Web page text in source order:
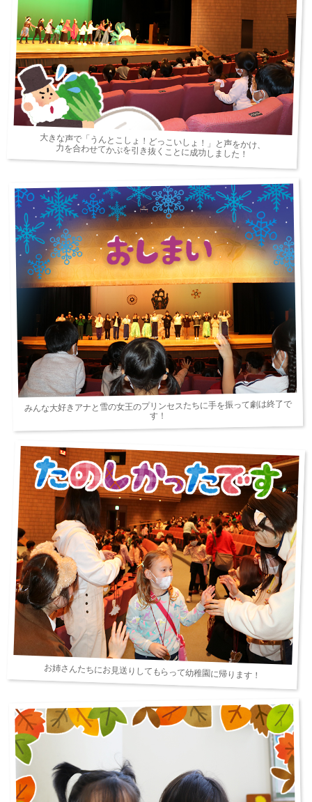
大きな声で「うんとこしょ！どっこいしょ！」と声をかけ、
力を合わせてかぶを引き抜くことに成功しました！
みんな大好きアナと雪の女王のプリンセスたちに手を振って劇は終了で
す！
お姉さんたちにお見送りしてもらって幼稚園に帰ります！